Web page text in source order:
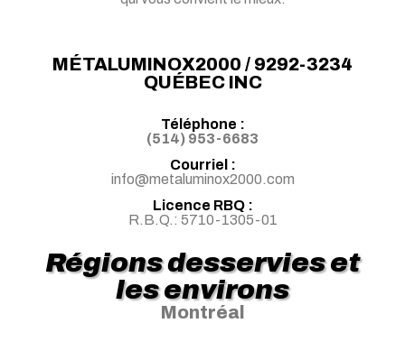
MÉTALUMINOX2000 / 9292-3234
QUÉBEC INC
Téléphone :
(514) 953-6683
Courriel :
info@metaluminox2000.com
Licence RBQ :
R.B.Q.: 5710-1305-01
Régions desservies et
les environs
Montréal